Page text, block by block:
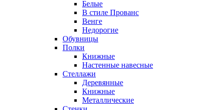
Белые
В стиле Прованс
Венге
Недорогие
Обувницы
Полки
Книжные
Настенные навесные
Стеллажи
Деревянные
Книжные
Металлические